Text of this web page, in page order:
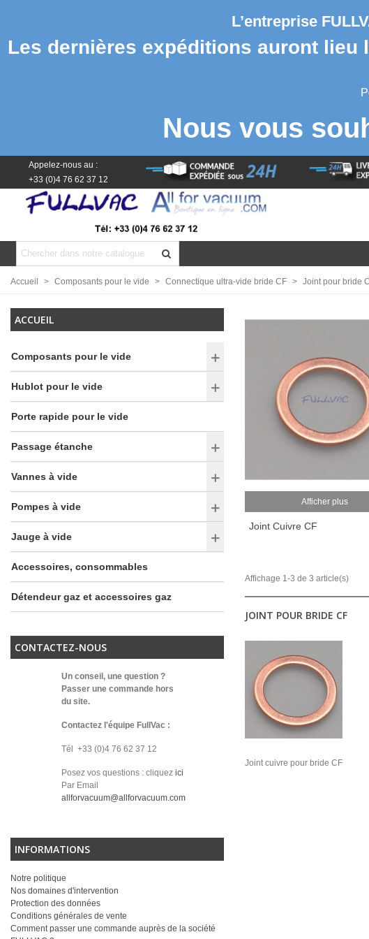
L’entreprise
Les dernières expéditions auront lieu
Nous vous
Appelez-nous au :
+33 (0)4 76 62 37 12
Accueil > Composants pour le vide > Connectique ultra-vide bride CF > Joint pour bride
ACCUEIL
Composants pour le vide
Hublot pour le vide
Porte rapide pour le vide
Passage étanche
Vannes à vide
Pompes à vide
Jauge à vide
Accessoires, consommables
Détendeur gaz et accessoires gaz
CONTACTEZ-NOUS
Un conseil, une question ?
Passer une commande hors
du site.
Contactez l'équipe FullVac :
Tél +33 (0)4 76 62 37 12
Posez vos questions : cliquez ici
Par Email
allforvacuum@allforvacuum.com
INFORMATIONS
Notre politique
Nos domaines d'intervention
Protection des données
Conditions générales de vente
Comment passer une commande auprès de la société
Afficher plus
Joint Cuivre CF
Affichage 1-3 de 3 article(s)
JOINT POUR BRIDE CF
Joint cuivre pour bride CF